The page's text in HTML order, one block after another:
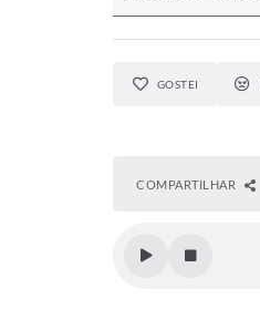
GOSTEI
COMPARTILHAR